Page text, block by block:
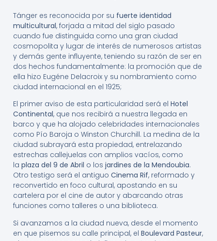
Tánger es reconocida por su fuerte identidad
multicultural, forjada a mitad del siglo pasado
cuando fue distinguida como una gran ciudad
cosmopolita y lugar de interés de numerosos artistas
y demás gente influyente, teniendo su razón de ser en
dos hechos fundamentalmente: la promoción que de
ella hizo Eugéne Delacroix y su nombramiento como
ciudad internacional en el 1925;
El primer aviso de esta particularidad será el Hotel
Continental, que nos recibirá a nuestra llegada en
barco y que ha alojado celebridades internacionales
como Pío Baroja o Winston Churchill. La medina de la
ciudad subrayará esta propiedad, entrelazando
estrechas callejuelas con amplios vacíos, como
la plaza del 9 de Abril o los jardines de la Mendoubia.
Otro testigo será el antiguo Cinema Rif, reformado y
reconvertido en foco cultural, apostando en su
cartelera por el cine de autor y abarcando otras
funciones como talleres o una biblioteca.
Si avanzamos a la ciudad nueva, desde el momento
en que pisemos su calle principal, el Boulevard Pasteur,